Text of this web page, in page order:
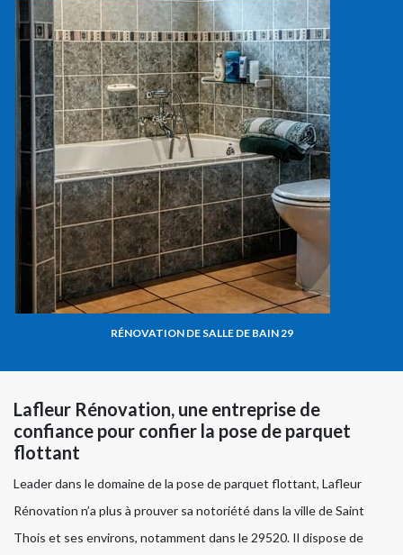
RÉNOVATION DE SALLE DE BAIN 29
Lafleur Rénovation, une entreprise de
confiance pour confier la pose de parquet
flottant
Leader dans le domaine de la pose de parquet flottant, Lafleur
Rénovation n’a plus à prouver sa notoriété dans la ville de Saint
Thois et ses environs, notamment dans le 29520. Il dispose de